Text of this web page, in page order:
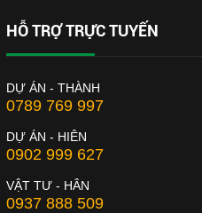
HỖ TRỢ TRỰC TUYẾN
DỰ ÁN - THÀNH
0789 769 997
DỰ ÁN - HIÊN
0902 999 627
VẬT TƯ - HÂN
0937 888 509